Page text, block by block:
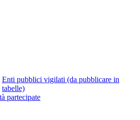
Enti pubblici vigilati (da pubblicare in
tabelle)
partecipate